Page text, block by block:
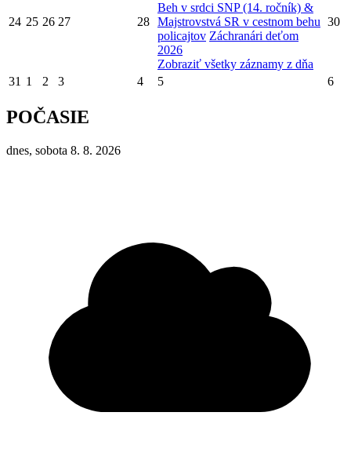
24 25 26 27 28
Beh v srdci SNP (14. ročník) &
Majstrovstvá SR v cestnom behu
policajtov Záchranári deťom
2026
Zobraziť všetky záznamy z dňa
30
31 1 2 3 4 5 6
POČASIE
dnes, sobota 8. 8. 2026